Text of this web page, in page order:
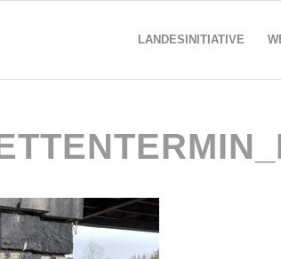
LANDESINITIATIVE